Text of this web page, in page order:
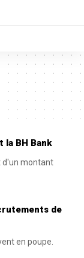
la BH Bank
d'un montant
de
en poupe.